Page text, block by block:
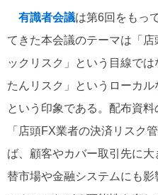
有識者会議は第6回をもっ
てきた本会議のテーマは「
ックリスク」という目線で
たんリスク」というローカ
という印象である。配布資料
「店頭FX業者の決済リスク
ば、顧客やカバー取引先に
替市場や金融システムにも